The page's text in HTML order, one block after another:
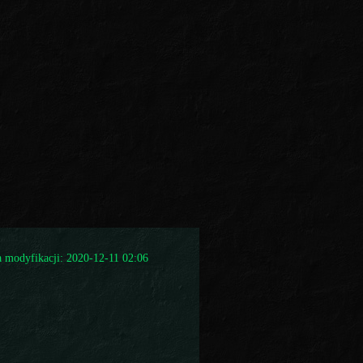
modyfikacji: 2020-12-11 02:06